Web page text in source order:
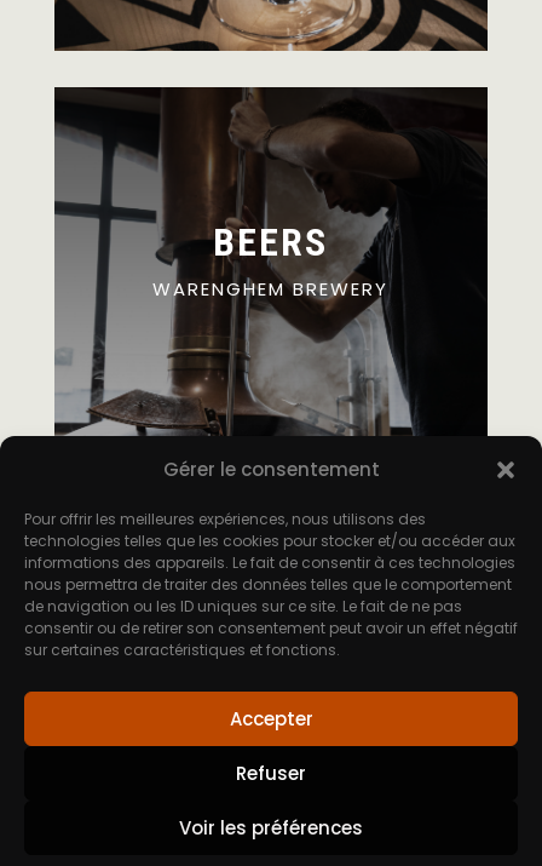
Gérer le consentement
Pour offrir les meilleures expériences, nous utilisons des
technologies telles que les cookies pour stocker et/ou accéder aux
informations des appareils. Le fait de consentir à ces technologies
nous permettra de traiter des données telles que le comportement
de navigation ou les ID uniques sur ce site. Le fait de ne pas
consentir ou de retirer son consentement peut avoir un effet négatif
sur certaines caractéristiques et fonctions.
Accepter
Refuser
Voir les préférences
BEERS
WARENGHEM BREWERY
© 2026 – Distillerie Warenghem |Conception et
développement : agence web abalone Studio
santé